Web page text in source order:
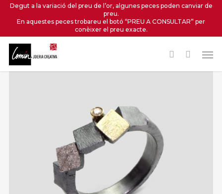
Skip
content
Degut a la variació del preu de l’or, algunes peces poden canviar de
preu.
En aquestes peces trobareu el botó “PREU A CONSULTAR” per
conèixer el preu exacte.